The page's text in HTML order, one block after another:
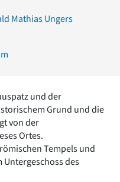
Mathias Ungers
und der
Grund und die
von der
Ortes.
Tempels und
des